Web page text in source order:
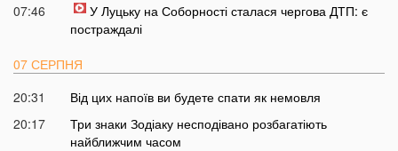
07:46
У Луцьку на Соборності сталася чергова ДТП: є
постраждалі
07 СЕРПНЯ
20:31
Від цих напоїв ви будете спати як немовля
20:17
Три знаки Зодіаку несподівано розбагатіють
найближчим часом